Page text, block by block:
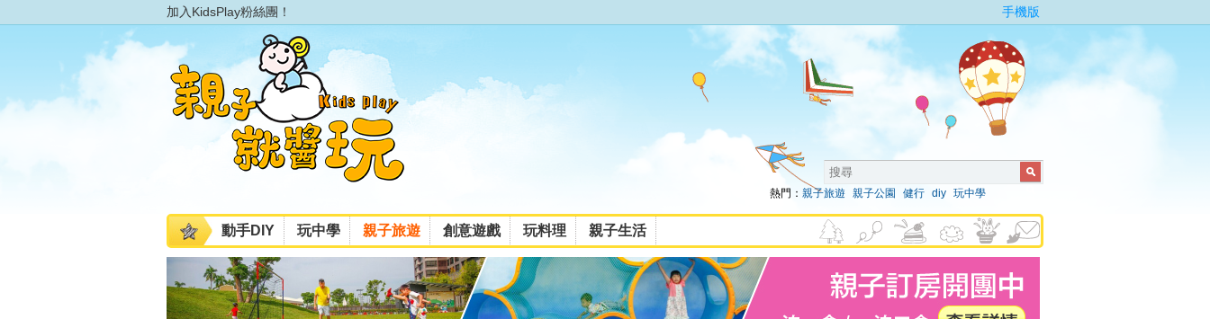
加入KidsPlay粉絲團！ 手機版
熱門： 親子旅遊 親子公園 健行 diy 玩中學
動手DIY 玩中學 親子旅遊 創意遊戲 玩料理 親子生活